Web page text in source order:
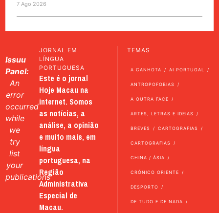
7 Ago 2026
Issuu
Panel:
An
error
occurred
while
we
try
list
your
publications
JORNAL EM
LÍNGUA
PORTUGUESA
Este é o jornal
Hoje Macau na
internet. Somos
as notícias, a
análise, a opinião
e muito mais, em
língua
portuguesa, na
Região
Administrativa
Especial de
Macau.
TEMAS
A CANHOTA AI PORTUGAL
ANTROPOFOBIAS
A OUTRA FACE
ARTES, LETRAS E IDEIAS
BREVES CARTOGRAFIAS
CARTOGRAFIAS
CHINA / ÁSIA
CRÓNICO ORIENTE
DESPORTO
DE TUDO E DE NADA